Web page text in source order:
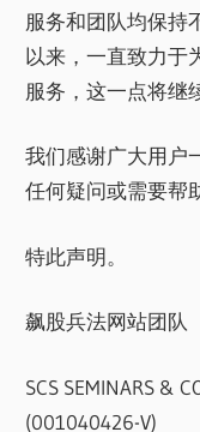
服务和团队均保持
以来，一直致力于
服务，这一点将继
我们感谢广大用户
任何疑问或需要帮
特此声明。
飙股兵法网站团队
SCS SEMINARS &
(001040426-V)